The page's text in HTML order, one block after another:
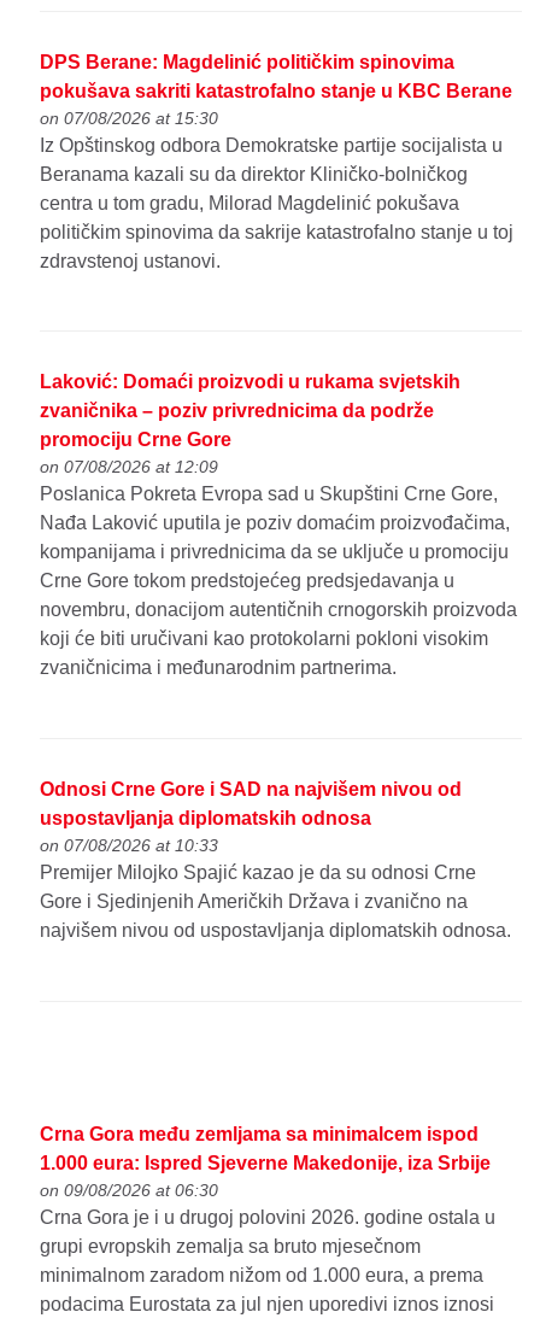
DPS Berane: Magdelinić političkim spinovima
pokušava sakriti katastrofalno stanje u KBC Berane
on 07/08/2026 at 15:30
Iz Opštinskog odbora Demokratske partije socijalista u
Beranama kazali su da direktor Kliničko-bolničkog
centra u tom gradu, Milorad Magdelinić pokušava
političkim spinovima da sakrije katastrofalno stanje u toj
zdravstenoj ustanovi.
Laković: Domaći proizvodi u rukama svjetskih
zvaničnika – poziv privrednicima da podrže
promociju Crne Gore
on 07/08/2026 at 12:09
Poslanica Pokreta Evropa sad u Skupštini Crne Gore,
Nađa Laković uputila je poziv domaćim proizvođačima,
kompanijama i privrednicima da se uključe u promociju
Crne Gore tokom predstojećeg predsjedavanja u
novembru, donacijom autentičnih crnogorskih proizvoda
koji će biti uručivani kao protokolarni pokloni visokim
zvaničnicima i međunarodnim partnerima.
Odnosi Crne Gore i SAD na najvišem nivou od
uspostavljanja diplomatskih odnosa
on 07/08/2026 at 10:33
Premijer Milojko Spajić kazao je da su odnosi Crne
Gore i Sjedinjenih Američkih Država i zvanično na
najvišem nivou od uspostavljanja diplomatskih odnosa.
Crna Gora među zemljama sa minimalcem ispod
1.000 eura: Ispred Sjeverne Makedonije, iza Srbije
on 09/08/2026 at 06:30
Crna Gora je i u drugoj polovini 2026. godine ostala u
grupi evropskih zemalja sa bruto mjesečnom
minimalnom zaradom nižom od 1.000 eura, a prema
podacima Eurostata za jul njen uporedivi iznos iznosi